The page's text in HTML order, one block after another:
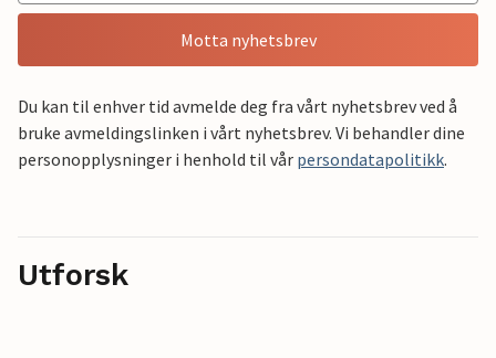
Motta nyhetsbrev
Du kan til enhver tid avmelde deg fra vårt nyhetsbrev ved å
bruke avmeldingslinken i vårt nyhetsbrev. Vi behandler dine
personopplysninger i henhold til vår persondatapolitikk.
Utforsk